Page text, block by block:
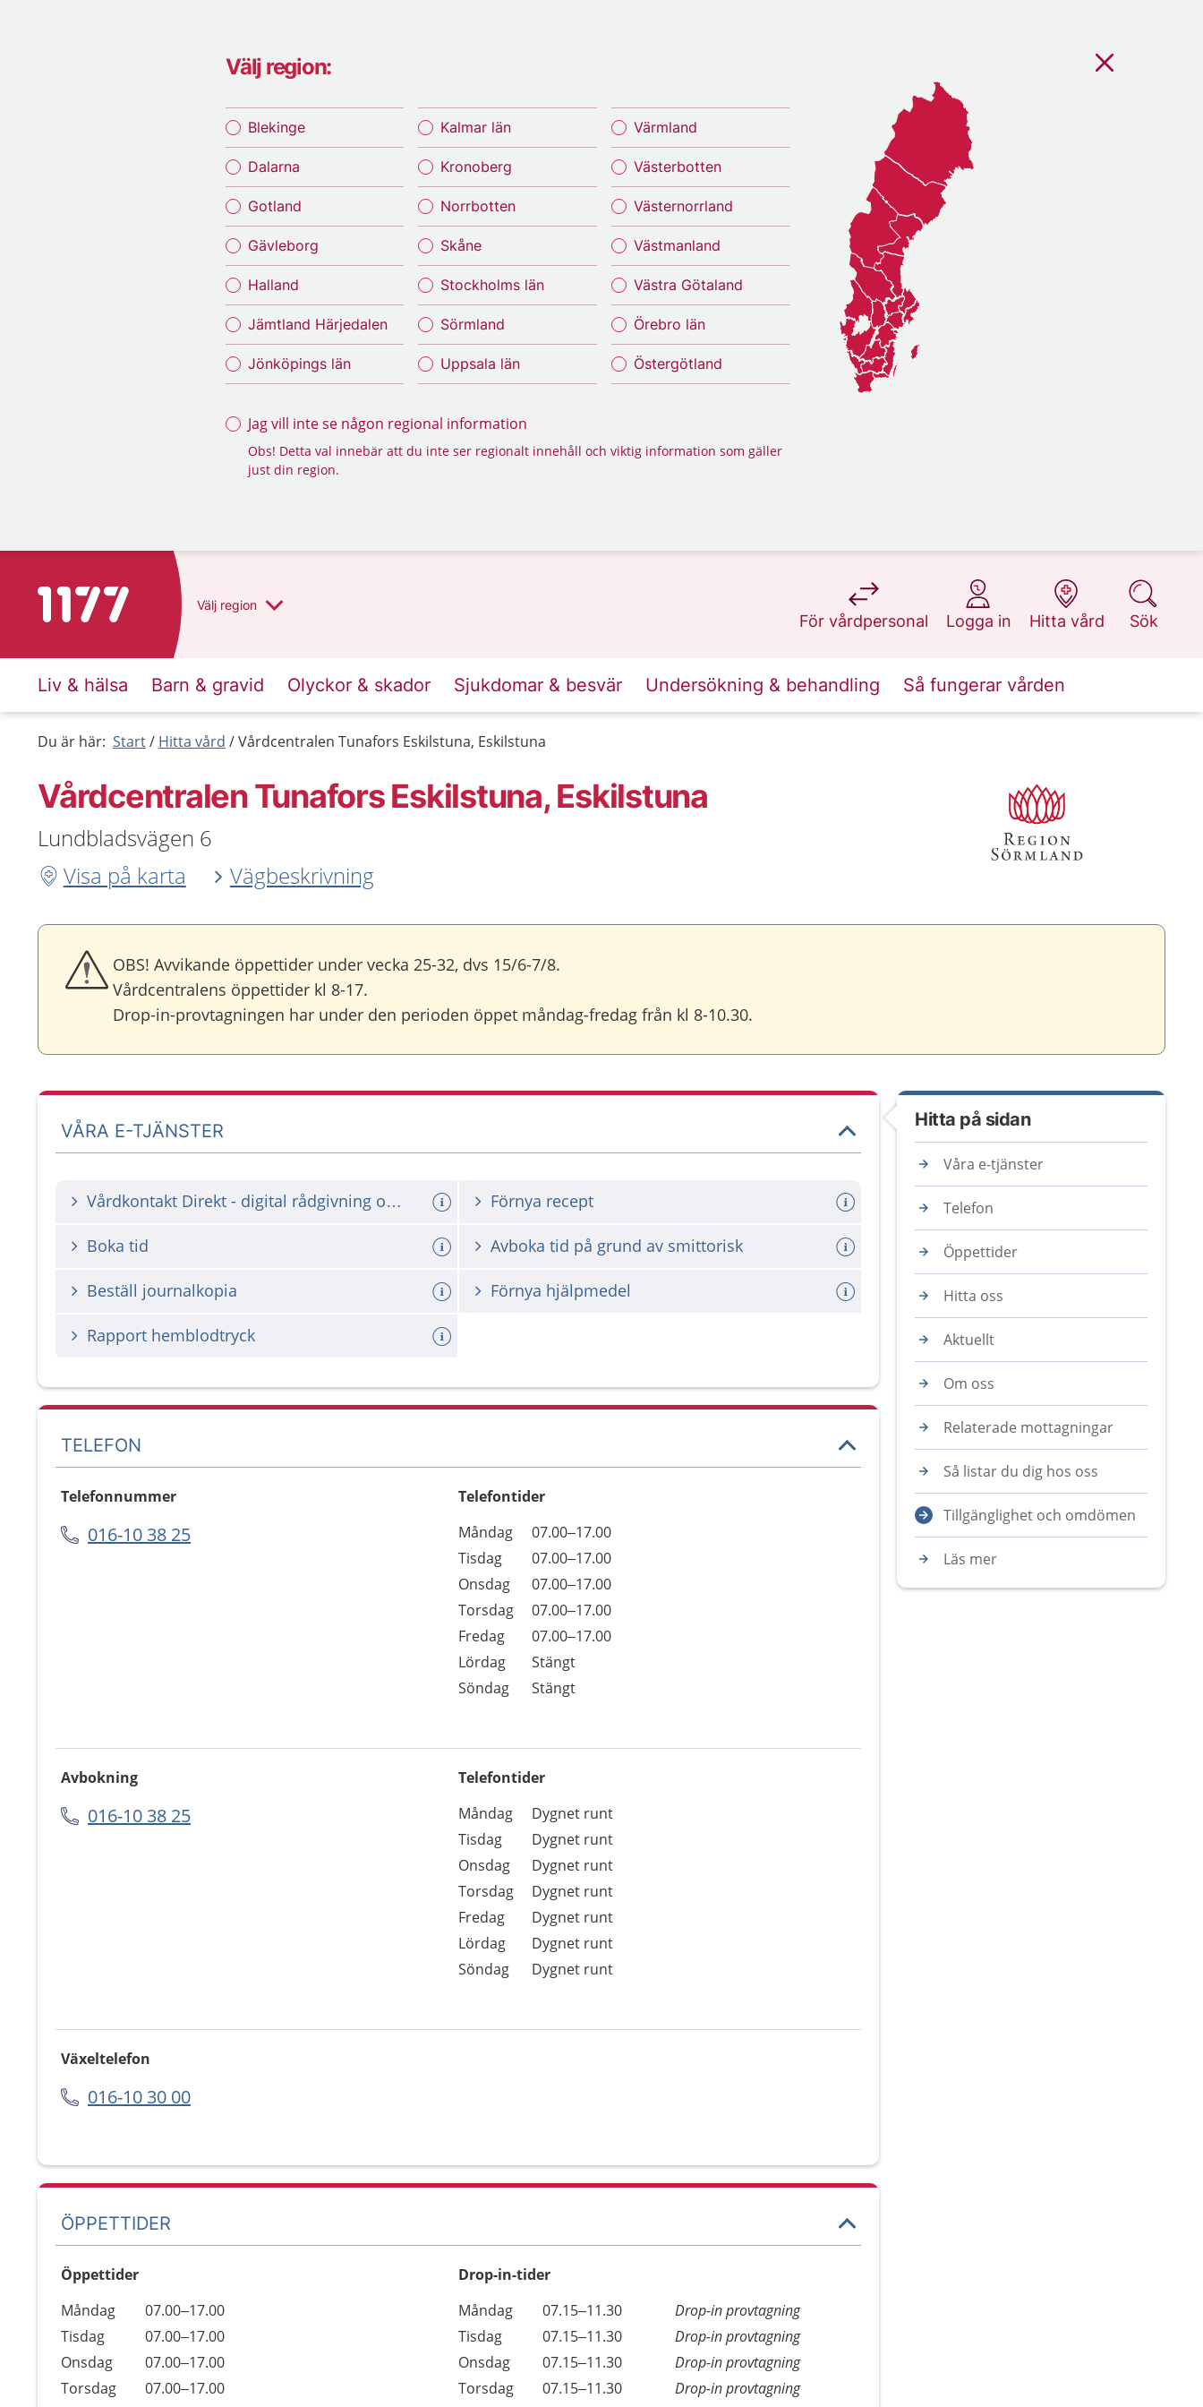
Välj region:
Blekinge
Dalarna
Gotland
Gävleborg
Halland
Jämtland Härjedalen
Jönköpings län
Kalmar län
Kronoberg
Norrbotten
Skåne
Stockholms län
Sörmland
Uppsala län
Värmland
Västerbotten
Västernorrland
Västmanland
Västra Götaland
Örebro län
Östergötland
Jag vill inte se någon regional information
Obs! Detta val innebär att du inte ser regionalt innehåll och viktig information som gäller
just din region.
Till startsidan för 1177 Välj region
För vårdpersonal
på 1177.se
Logga in
på 1177.se
Hitta vård
på 1177.se
Sök
på 1177.se
Liv & hälsa Barn & gravid Olyckor & skador Sjukdomar & besvär Undersökning & behandling Så fungerar vården
Du är här: Start Hitta vård Vårdcentralen Tunafors Eskilstuna, Eskilstuna
Vårdcentralen Tunafors Eskilstuna, Eskilstuna
Lundbladsvägen 6
Visa på karta
Vägbeskrivning
OBS! Avvikande öppettider under vecka 25-32, dvs 15/6-7/8.
Vårdcentralens öppettider kl 8-17.
Drop-in-provtagningen har under den perioden öppet måndag-fredag från kl 8-10.30.
VÅRA E-TJÄNSTER
Vårdkontakt Direkt - digital rådgivning och chatt Förnya recept
Boka tid Avboka tid på grund av smittorisk
Beställ journalkopia Förnya hjälpmedel
Rapport hemblodtryck
TELEFON
Telefonnummer
016-10 38 25
Telefontider
Dag
Öppettider
Kommentarer
Måndag
07.00–17.00
Tisdag
07.00–17.00
Onsdag
07.00–17.00
Torsdag
07.00–17.00
Fredag
07.00–17.00
Lördag
Stängt
Söndag
Stängt
Avbokning
016-10 38 25
Telefontider
Dag
Öppettider
Kommentarer
Måndag
Dygnet runt
Tisdag
Dygnet runt
Onsdag
Dygnet runt
Torsdag
Dygnet runt
Fredag
Dygnet runt
Lördag
Dygnet runt
Söndag
Dygnet runt
Växeltelefon
016-10 30 00
ÖPPETTIDER
Öppettider
Dag
Öppettider
Kommentarer
Måndag
07.00–17.00
Tisdag
07.00–17.00
Onsdag
07.00–17.00
Torsdag
07.00–17.00
Drop-in-tider
Måndag
07.15–11.30
Drop-in provtagning
Tisdag
07.15–11.30
Drop-in provtagning
Onsdag
07.15–11.30
Drop-in provtagning
Torsdag
07.15–11.30
Drop-in provtagning
Hitta på sidan
Våra e-tjänster
Telefon
Öppettider
Hitta oss
Aktuellt
Om oss
Relaterade mottagningar
Så listar du dig hos oss
Tillgänglighet och omdömen
Läs mer